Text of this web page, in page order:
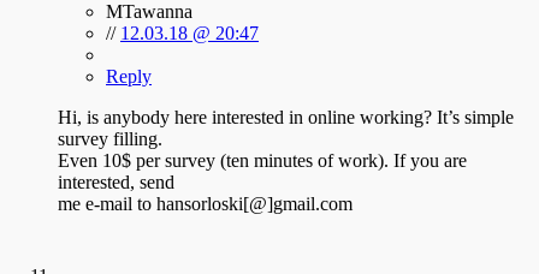
MTawanna
// 12.03.18 @ 20:47
Reply
Hi, is anybody here interested in online working? It’s simple
survey filling.
Even 10$ per survey (ten minutes of work). If you are
interested, send
me e-mail to hansorloski[@]gmail.com